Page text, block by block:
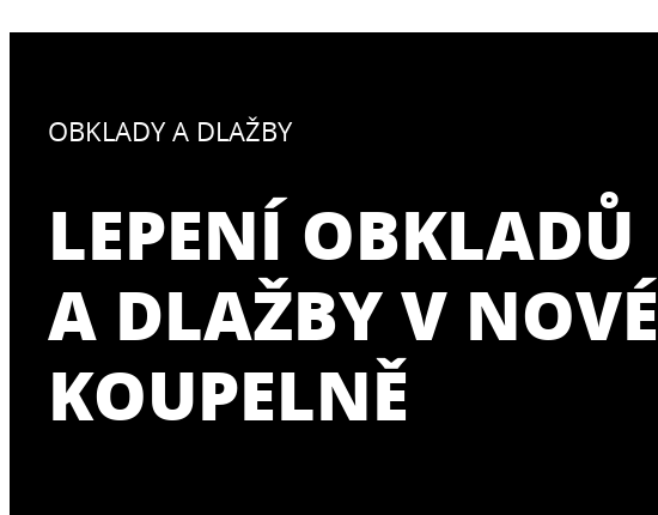
OBKLADY A DLAŽBY
LEPENÍ OBKLADŮ
A DLAŽBY V NOVÉ
KOUPELNĚ